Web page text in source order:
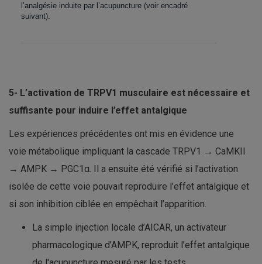
l’analgésie induite par l’acupuncture (voir encadré
suivant).
5- L’activation de TRPV1 musculaire est nécessaire et
suffisante pour induire l’effet antalgique
Les expériences précédentes ont mis en évidence une
voie métabolique impliquant la cascade TRPV1 → CaMKII
→ AMPK → PGC1α. Il a ensuite été vérifié si l’activation
isolée de cette voie pouvait reproduire l’effet antalgique et
si son inhibition ciblée en empêchait l’apparition.
La simple injection locale d’AICAR, un activateur
pharmacologique d’AMPK, reproduit l’effet antalgique